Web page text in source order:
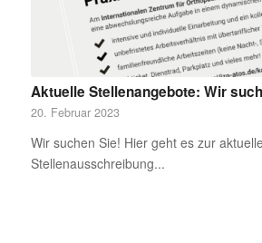
Aktuelle Stellenangebote: Wir
20. Februar 2023
Wir suchen Sie! Hier geht es zur
Stellenausschreibung...